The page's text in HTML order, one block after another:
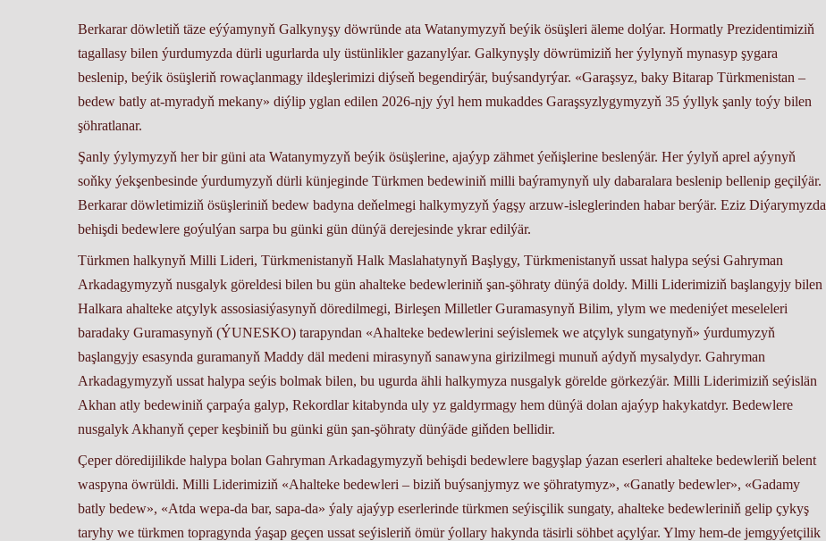
Berkarar döwletiň täze eýýamynyň Galkynyşy döwründe ata Watanymyzyň beýik ösüşleri äleme dolýar. Hormatly Prezidentimiziň
tagallasy bilen ýurdumyzda dürli ugurlarda uly üstünlikler gazanylýar. Galkynyşly döwrümiziň her ýylynyň mynasyp şygara
beslenip, beýik ösüşleriň rowaçlanmagy ildeşlerimizi diýseň begendirýär, buýsandyrýar. «Garaşsyz, baky Bitarap Türkmenistan –
bedew batly at-myradyň mekany» diýlip yglan edilen 2026-njy ýyl hem mukaddes Garaşsyzlygymyzyň 35 ýyllyk şanly toýy bilen
şöhratlanar.
Şanly ýylymyzyň her bir güni ata Watanymyzyň beýik ösüşlerine, ajaýyp zähmet ýeňişlerine beslenýär. Her ýylyň aprel aýynyň
soňky ýekşenbesinde ýurdumyzyň dürli künjeginde Türkmen bedewiniň milli baýramynyň uly dabaralara beslenip bellenip geçilýär.
Berkarar döwletimiziň ösüşleriniň bedew badyna deňelmegi halkymyzyň ýagşy arzuw-isleglerinden habar berýär. Eziz Diýarymyzda
behişdi bedewlere goýulýan sarpa bu günki gün dünýä derejesinde ykrar edilýär.
Türkmen halkynyň Milli Lideri, Türkmenistanyň Halk Maslahatynyň Başlygy, Türkmenistanyň ussat halypa seýsi Gahryman
Arkadagymyzyň nusgalyk göreldesi bilen bu gün ahalteke bedewleriniň şan-şöhraty dünýä doldy. Milli Liderimiziň başlangyjy bilen
Halkara ahalteke atçylyk assosiasiýasynyň döredilmegi, Birleşen Milletler Guramasynyň Bilim, ylym we medeniýet meseleleri
baradaky Guramasynyň (ÝUNESKO) tarapyndan «Ahalteke bedewlerini seýislemek we atçylyk sungatynyň» ýurdumyzyň
başlangyjy esasynda guramanyň Maddy däl medeni mirasynyň sanawyna girizilmegi munuň aýdyň mysalydyr. Gahryman
Arkadagymyzyň ussat halypa seýis bolmak bilen, bu ugurda ähli halkymyza nusgalyk görelde görkezýär. Milli Liderimiziň seýislän
Akhan atly bedewiniň çarpaýa galyp, Rekordlar kitabynda uly yz galdyrmagy hem dünýä dolan ajaýyp hakykatdyr. Bedewlere
nusgalyk Akhanyň çeper keşbiniň bu günki gün şan-şöhraty dünýäde giňden bellidir.
Çeper döredijilikde halypa bolan Gahryman Arkadagymyzyň behişdi bedewlere bagyşlap ýazan eserleri ahalteke bedewleriň belent
waspyna öwrüldi. Milli Liderimiziň «Ahalteke bedewleri – biziň buýsanjymyz we şöhratymyz», «Ganatly bedewler», «Gadamy
batly bedew», «Atda wepa-da bar, sapa-da» ýaly ajaýyp eserlerinde türkmen seýisçilik sungaty, ahalteke bedewleriniň gelip çykyş
taryhy we türkmen topragynda ýaşap geçen ussat seýisleriň ömür ýollary hakynda täsirli söhbet açylýar. Ylmy hem-de jemgyýetçilik